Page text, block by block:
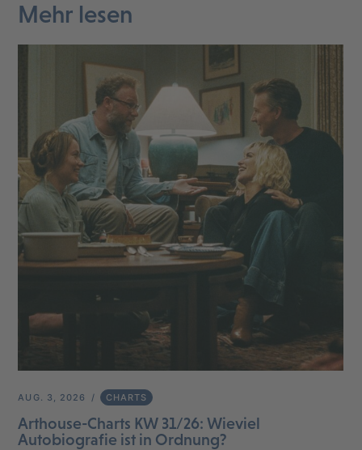
Mehr lesen
AUG. 3, 2026 CHARTS
Arthouse-Charts KW 31/26: Wieviel
Autobiografie ist in Ordnung?